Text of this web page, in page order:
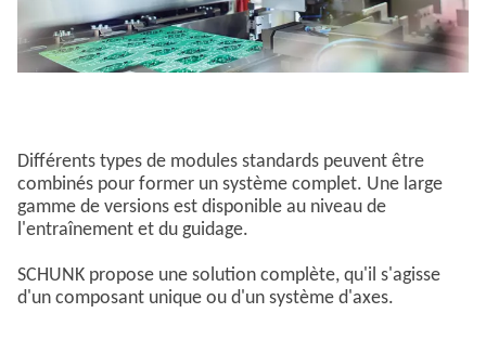
Différents types de modules standards peuvent être
combinés pour former un système complet. Une large
gamme de versions est disponible au niveau de
l'entraînement et du guidage.
SCHUNK propose une solution complète, qu'il s'agisse
d'un composant unique ou d'un système d'axes.